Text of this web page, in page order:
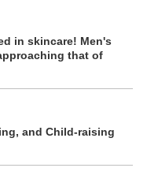
in skincare! Men's
that of
and Child-raising